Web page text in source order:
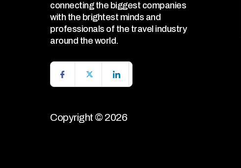
connecting the biggest companies
with the brightest minds and
professionals of the travel industry
around the world.
Copyright © 2026